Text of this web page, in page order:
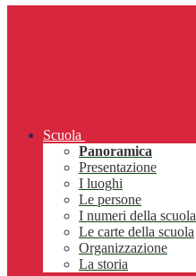
Scuola
Panoramica
Presentazione
I luoghi
Le persone
I numeri della scuola
Le carte della scuola
Organizzazione
La storia